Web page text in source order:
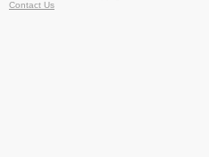
Contact Us